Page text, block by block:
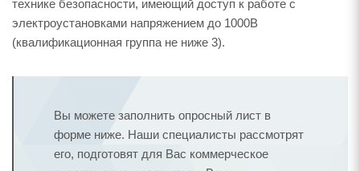
технике безопасности, имеющий доступ к работе с
электроустановками напряжением до 1000В
(квалификационная группа не ниже 3).
Вы можете заполнить опросный лист в
форме ниже. Наши специалисты рассмотрят
его, подготовят для Вас коммерческое